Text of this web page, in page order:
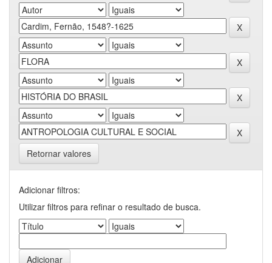
Retornar valores
Adicionar filtros:
Utilizar filtros para refinar o resultado de busca.